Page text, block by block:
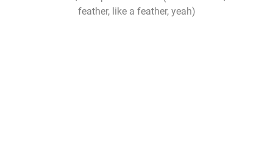
feather, like a feather, yeah)